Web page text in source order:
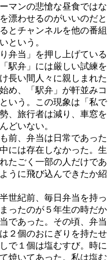
マンの悲愴な昼食ではな
漂わせるのがいいのだと
とチャンネルを他の番組
という。
弁当」を押し上げている
駅弁」には厳しい試練を
長い間人々に親しまれた
め、「駅弁」が軒並みコ
いう。この現象は「私で
、旅行者は減り、車窓を
どいない。
前、弁当は日常であった
には存在しなかった。生
たごく一部の人だけであ
うに飛び込んできたか紹
世紀前、毎日弁当を持っ
ったのが５年生の時だか
であった。その頃、弁当
２個のおにぎりを持たせ
で１個は塩むすび。時に
焼いてあった。私は塩む